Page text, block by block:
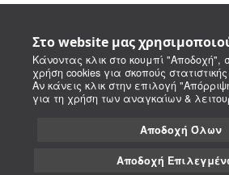
Στο website μας
Κάνοντας κλικ στο κουμπί "Αποδοχή",
χρήση cookies για σκοπούς
Αν κάνεις κλικ στην επιλογή
για τη χρήση των αναγκαίων &
Αποδοχή Όλων
Αποδοχή